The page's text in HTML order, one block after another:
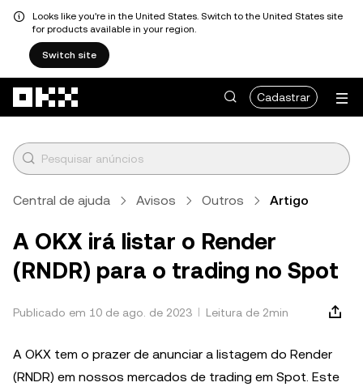
Looks like you're in the United States. Switch to the United States site
for products available in your region.
Switch site
Cadastrar
Central de ajuda Avisos Outros Artigo
A OKX irá listar o Render
(RNDR) para o trading no Spot
Publicado em 10 de ago. de 2023 Leitura de 2min
A OKX tem o prazer de anunciar a listagem do Render
(RNDR) em nossos mercados de trading em Spot. Este